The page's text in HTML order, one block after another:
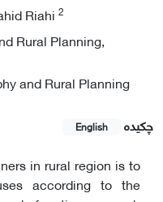
Riahi 2
Rural Planning,
and Rural Planning
چکیده
English
in rural region is to
according to the